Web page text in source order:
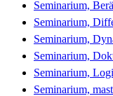
Seminarium,
Seminarium,
Seminarium,
Seminarium,
Seminarium,
Seminarium,